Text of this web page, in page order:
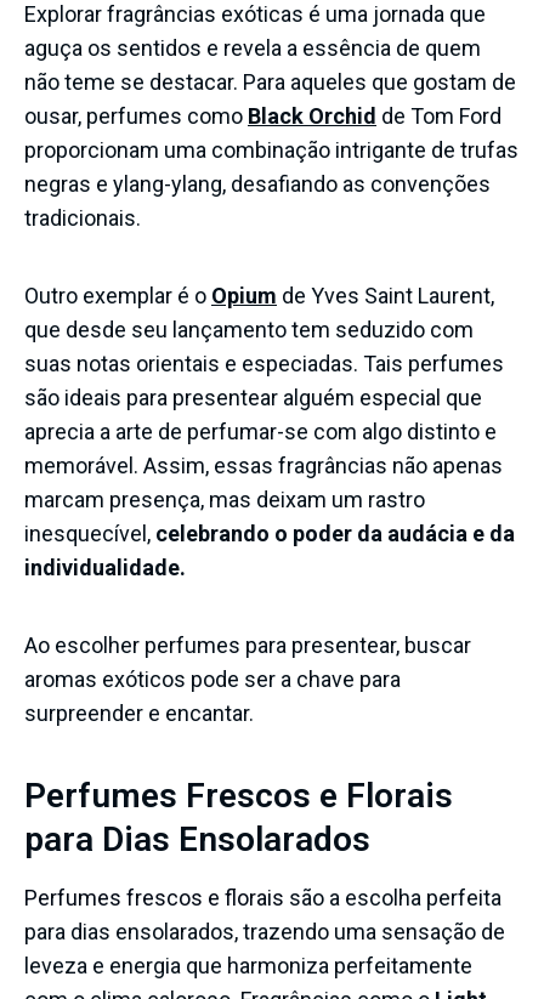
Explorar fragrâncias exóticas é uma jornada que
aguça os sentidos e revela a essência de quem
não teme se destacar. Para aqueles que gostam de
ousar, perfumes como Black Orchid de Tom Ford
proporcionam uma combinação intrigante de trufas
negras e ylang-ylang, desafiando as convenções
tradicionais.
Outro exemplar é o Opium de Yves Saint Laurent,
que desde seu lançamento tem seduzido com
suas notas orientais e especiadas. Tais perfumes
são ideais para presentear alguém especial que
aprecia a arte de perfumar-se com algo distinto e
memorável. Assim, essas fragrâncias não apenas
marcam presença, mas deixam um rastro
inesquecível, celebrando o poder da audácia e da
individualidade.
Ao escolher perfumes para presentear, buscar
aromas exóticos pode ser a chave para
surpreender e encantar.
Perfumes Frescos e Florais
para Dias Ensolarados
Perfumes frescos e florais são a escolha perfeita
para dias ensolarados, trazendo uma sensação de
leveza e energia que harmoniza perfeitamente